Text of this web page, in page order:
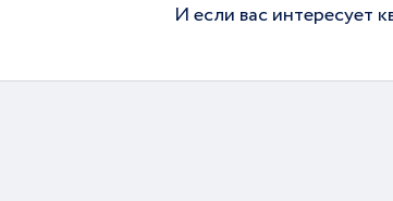
И если вас интересует